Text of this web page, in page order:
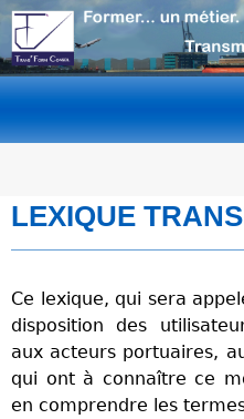
Recherche
AU
LEXIQUE
Ce lexique, qui sera
disposition des
aux acteurs portuaires,
qui ont à connaître ce
en comprendre les